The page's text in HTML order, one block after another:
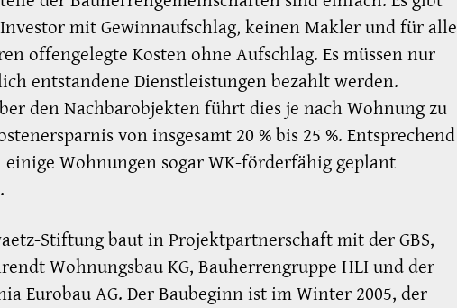
mit Gewinnaufschlag, keinen Makler und für alle
offengelegte Kosten ohne Aufschlag. Es müssen nur
entstandene Dienstleistungen bezahlt werden.
den Nachbarobjekten führt dies je nach Wohnung zu
von insgesamt 20 % bis 25 %. Entsprechend
Wohnungen sogar WK-förderfähig geplant
Stiftung baut in Projektpartnerschaft mit der GBS,
Wohnungsbau KG, Bauherrengruppe HLI und der
Eurobau AG. Der Baubeginn ist im Winter 2005, der